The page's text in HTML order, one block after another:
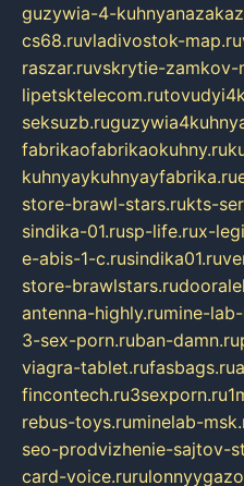
guzywia-4-
cs68.ruvladivostok-map.ru
raszar.ruvskrytie-zamkov-
lipetsktelecom.ru
seksuzb.ru
fabrikaofabrikaokuhny.ru
kuhnyaykuhnyayfabrika.ru
store-brawl-stars.rukts-
sindika-01.rusp-life.rux-
e-abis-1-c.rusindika01.ru
store-brawlstars.ru
antenna-highly.rumine-
3-sex-porn.ruban-damn.ru
viagra-tablet.rufasbags.ru
fincontech.ru3sexporn.ru
rebus-toys.ruminelab-
seo-prodvizhenie-sajtov-
card-voice.ru